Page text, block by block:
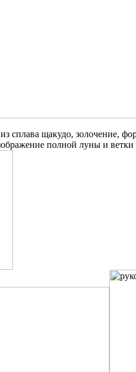
сплава щакудо, золочение,
полной луны и